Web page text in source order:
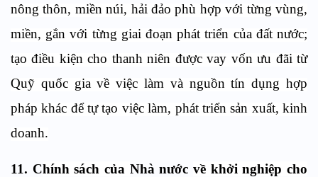
nông thôn, miền núi, hải đảo phù hợp với từng vùng,
miền, gắn với từng giai đoạn phát triển của đất nước;
tạo điều kiện cho thanh niên được vay vốn ưu đãi từ
Quỹ quốc gia về việc làm và nguồn tín dụng hợp
pháp khác để tự tạo việc làm, phát triển sản xuất, kinh
doanh.
11. Chính sách của Nhà nướcvề khởi nghiệp cho